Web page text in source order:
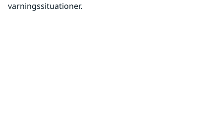
varningssituationer.